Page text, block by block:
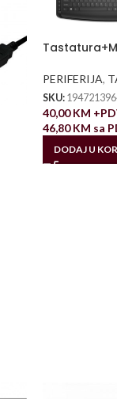
PERIFERIJA,
SKU:
40,00KM
46,80KM sa
DODAJ U